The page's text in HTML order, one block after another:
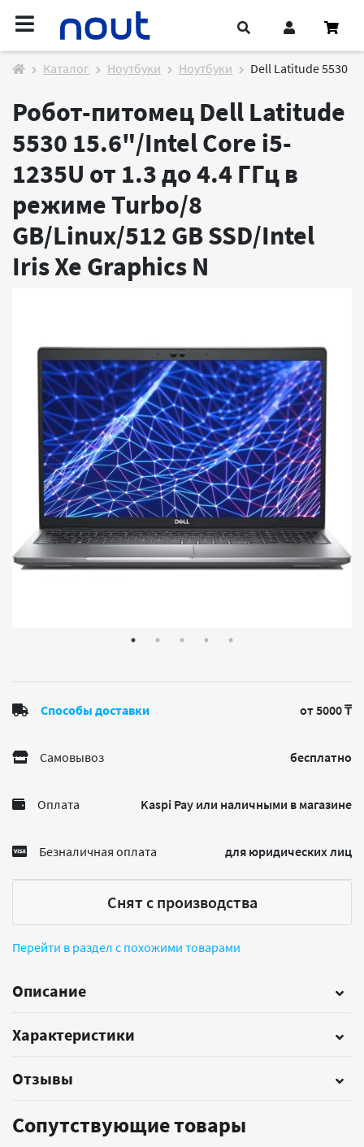
Каталог Ноутбуки Ноутбуки Dell Latitude 5530
Робот-питомец Dell Latitude
5530 15.6"/Intel Core i5-
1235U от 1.3 до 4.4 ГГц в
режиме Turbo/8
GB/Linux/512 GB SSD/Intel
Iris Xe Graphics N
Способы доставки от 5000 ₸
Самовывоз бесплатно
Оплата Kaspi Pay или наличными в магазине
Безналичная оплата для юридических лиц
Снят с производства
Перейти в раздел с похожими товарами
Описание
Характеристики
Отзывы
Сопутствующие товары